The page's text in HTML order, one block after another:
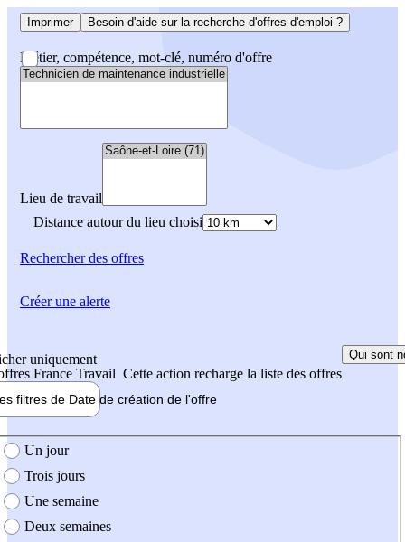
Imprimer Besoin d'aide sur la recherche d'offres d'emploi ?
Métier, compétence, mot-clé, numéro d'offre
Lieu de travail
Distance autour du lieu choisi
Rechercherdes offres
uniquement
France Travail Cette action recharge la liste des offres
Qui sont
filtres de Date de création de l'offre
création de l'offre
Un jour
Trois jours
Une semaine
Deux semaines
Créer une alerte